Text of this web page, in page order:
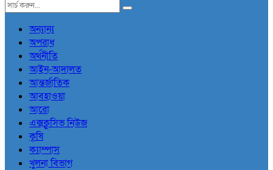
অন্যান্য
অপরাধ
অর্থনীতি
আইন-আদালত
আন্তর্জাতিক
আবহাওয়া
আরো
এক্সক্লুসিভ নিউজ
কৃষি
ক্যাম্পাস
খুলনা বিভাগ